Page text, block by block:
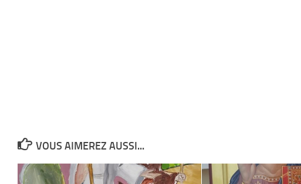
VOUS AIMEREZ AUSSI...